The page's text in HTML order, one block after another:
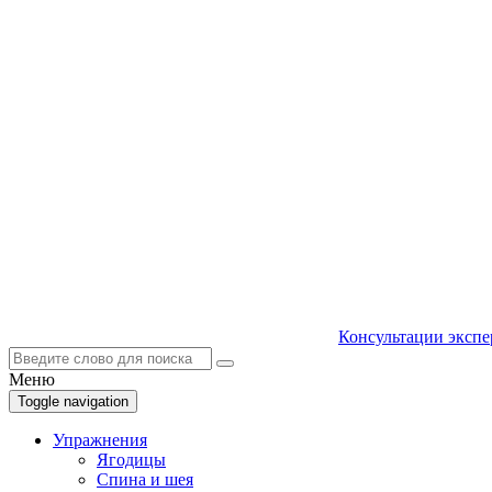
Консультации
Меню
Toggle navigation
Упражнения
Ягодицы
Спина и шея